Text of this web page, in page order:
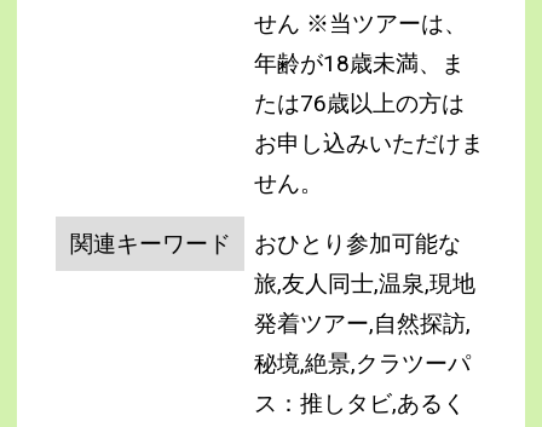
せん ※当ツアーは、
年齢が18歳未満、ま
たは76歳以上の方は
お申し込みいただけま
せん。
関連キーワード
おひとり参加可能な
旅,友人同士,温泉,現地
発着ツアー,自然探訪,
秘境,絶景,クラツーパ
ス：推しタビ,あるく